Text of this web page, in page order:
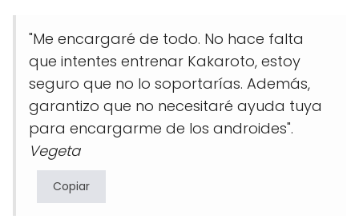
"Me encargaré de todo. No hace falta
que intentes entrenar Kakaroto, estoy
seguro que no lo soportarías. Además,
garantizo que no necesitaré ayuda tuya
para encargarme de los androides".
Vegeta
Copiar